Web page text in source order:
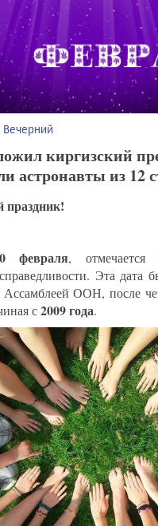
Вечерний
киргизский
астронавты из 12
праздник!
февраля,
Эта дата
Ассамблеей ООН, после
с2009 года.